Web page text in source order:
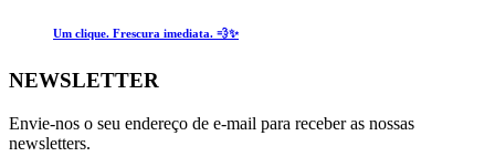
Um clique. Frescura imediata. 💨✨
NEWSLETTER
Envie-nos o seu endereço de e-mail para receber as nossas
newsletters.